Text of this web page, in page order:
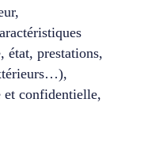
état, prestations,
et confidentielle,